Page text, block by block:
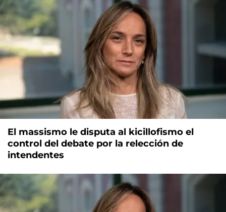
El massismo le disputa al kicillofismo el
control del debate por la relección de
intendentes